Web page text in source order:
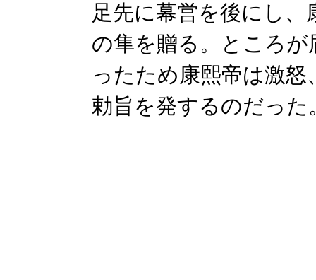
足先に幕営を後にし
の隼を贈る。ところ
ったため康熙帝は激
勅旨を発するのだった